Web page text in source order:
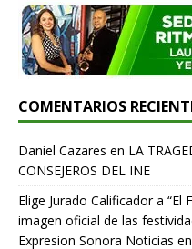
COMENTARIOS
Daniel Cazares en LA
CONSEJEROS DEL INE
Elige Jurado Calificador a
imagen oficial de las
Expresion Sonora Noticias en